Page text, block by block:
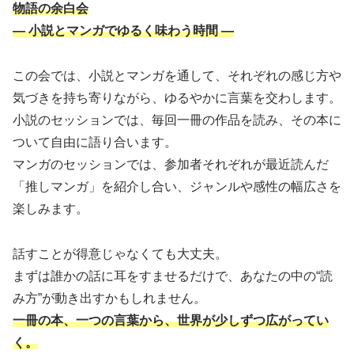
物語の余白会
― 小説とマンガでゆるく味わう時間 ―
この会では、小説とマンガを通して、それぞれの感じ方や
気づきを持ち寄りながら、ゆるやかに言葉を交わします。
小説のセッションでは、毎回一冊の作品を読み、その本に
ついて自由に語り合います。
マンガのセッションでは、参加者それぞれが最近読んだ
「推しマンガ」を紹介し合い、ジャンルや感性の幅広さを
楽しみます。
話すことが得意じゃなくても大丈夫。
まずは誰かの話に耳をすませるだけで、あなたの中の“読
み方”が動き出すかもしれません。
一冊の本、一つの言葉から、世界が少しずつ広がってい
く。